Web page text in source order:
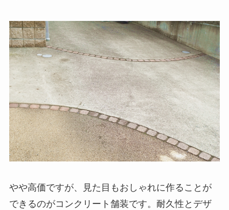
やや高価ですが、見た目もおしゃれに作ることが
できるのがコンクリート舗装です。耐久性とデザ